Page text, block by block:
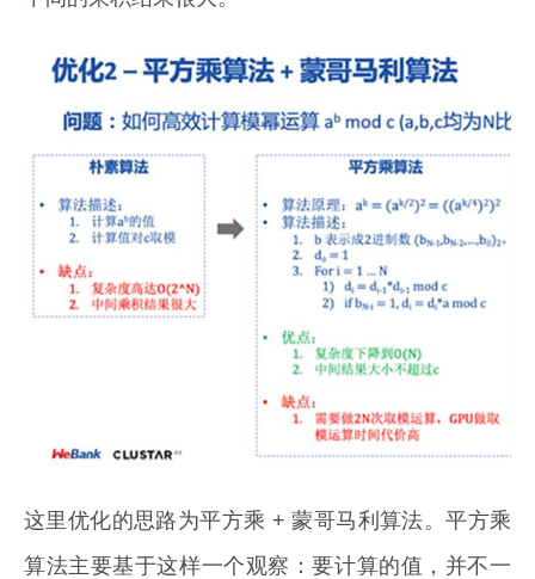
这里优化的思路为平方乘 + 蒙哥马利算法。平方乘
算法主要基于这样一个观察：要计算的值，并不一